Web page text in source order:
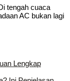
tengah cuaca
AC bukan lagi
Lengkap